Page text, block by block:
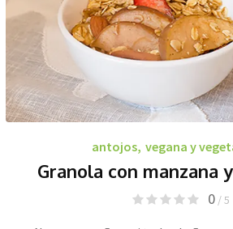
antojos, vegana y
Granola con manzana
0/ 5